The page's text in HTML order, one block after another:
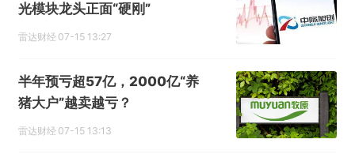
光模块龙头正面“硬刚”
雷达财经 07-15 13:27
半年预亏超57亿，2000亿“养
猪大户”越卖越亏？
雷达财经 07-15 13:13